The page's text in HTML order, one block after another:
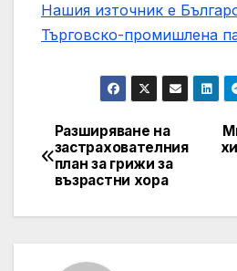
Нашия източник е
Търговско-промишлена
Post
navigation
Разширяване на
застрахователния
план за грижи за
възрастни хора